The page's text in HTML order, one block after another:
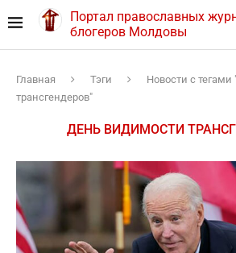
Портал православных
блогеров Молдовы
Главная Тэги
Новости с
трансгендеров"
ДЕНЬ ВИДИМОСТИ